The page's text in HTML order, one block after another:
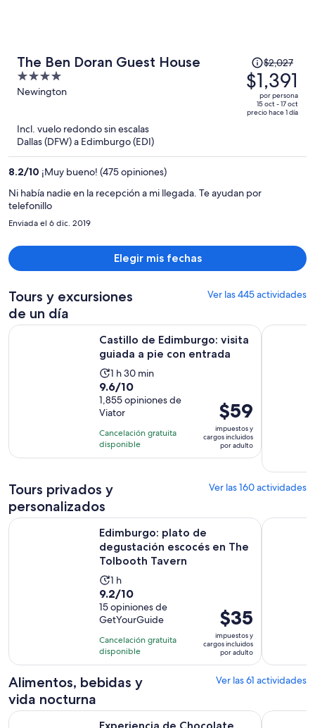
The Ben Doran Guest House
4
out
5
Newington
El
precio
era
de
$2,027
$1,391
$2,027
$1,391
por persona
15 oct - 17 oct
precio hace 1 día
Incl. vuelo redondo sin escalas
Dallas (DFW) a Edimburgo (EDI)
8.2/10 ¡Muy bueno! (475 opiniones)
Ni había nadie en la recepción a mi llegada. Te ayudan por
telefonillo
Enviada el 6 dic. 2019
Elegir mis fechas
Tours y excursiones
de un día
Ver las 445 actividades
Castillo de Edimburgo: visita
guiada a pie con entrada
La
actividad
dura
1
hora
y
30
1 h 30 min
9.6
de
10
con
1855
opiniones
9.6/10
1,855 opiniones de
Viator
Cancelación gratuita
disponible
El
precio
es
de
por
adulto
$59
impuestos y
cargos incluidos
por adulto
Castillo de Edimburgo: visita guiada a pie con entradaTour al
Tours privados y
personalizados
Ver las 160 actividades
Edimburgo: plato de
degustación escocés en The
Tolbooth Tavern
La
actividad
dura
1
hora
1 h
9.2
de
10
con
15
opiniones
9.2/10
15 opiniones de
GetYourGuide
Cancelación gratuita
disponible
El
precio
es
de
por
$35
impuestos y
cargos incluidos
por adulto
Edimburgo: plato de degustación escocés en The Tolbooth
La
Alimentos, bebidas y
vida nocturna
Ver las 61 actividades
Experiencia de Chocolate Tour en Edimburgo Se abrirá en